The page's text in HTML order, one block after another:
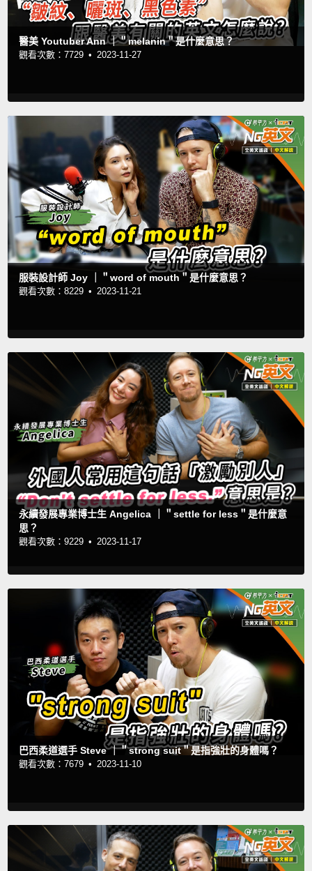
醫美 Youtuber Ann ｜＂melanin＂是什麼意思？
觀看次數：7729 • 2023-11-27
服裝設計師 Joy ｜＂word of mouth＂是什麼意思？
觀看次數：8229 • 2023-11-21
永續發展專業博士生 Angelica ｜＂settle for less＂是什麼意
思？
觀看次數：9229 • 2023-11-17
巴西柔道選手 Steve ｜＂strong suit＂是指強壯的身體嗎？
觀看次數：7679 •2023-11-10